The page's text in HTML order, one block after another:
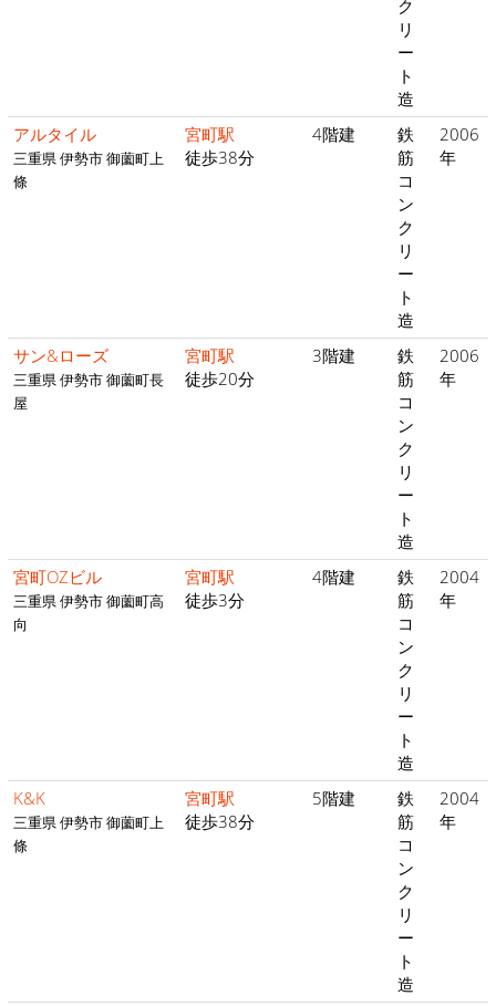
ク
リ
ー
ト
造
アルタイル
三重県 伊勢市 御薗町上
條
宮町駅
徒歩38分
4階建
鉄
筋
コ
ン
ク
リ
ー
ト
造
2006
年
サン&ローズ
三重県 伊勢市 御薗町長
屋
宮町駅
徒歩20分
3階建
鉄
筋
コ
ン
ク
リ
ー
ト
造
2006
年
宮町OZビル
三重県 伊勢市 御薗町高
向
宮町駅
徒歩3分
4階建
鉄
筋
コ
ン
ク
リ
ー
ト
造
2004
年
K&K
三重県 伊勢市 御薗町上
條
宮町駅
徒歩38分
5階建
鉄
筋
コ
ン
ク
リ
ー
ト
造
2004
年